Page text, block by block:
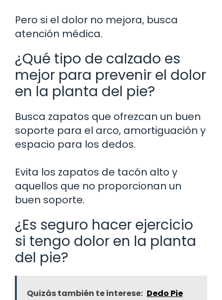
Pero si el dolor no mejora, busca
atención médica.
¿Qué tipo de calzado es
mejor para prevenir el dolor
en la planta del pie?
Busca zapatos que ofrezcan un buen
soporte para el arco, amortiguación y
espacio para los dedos.
Evita los zapatos de tacón alto y
aquellos que no proporcionan un
buen soporte.
¿Es seguro hacer ejercicio
si tengo dolor en la planta
del pie?
Quizás también te interese: Dedo Pie